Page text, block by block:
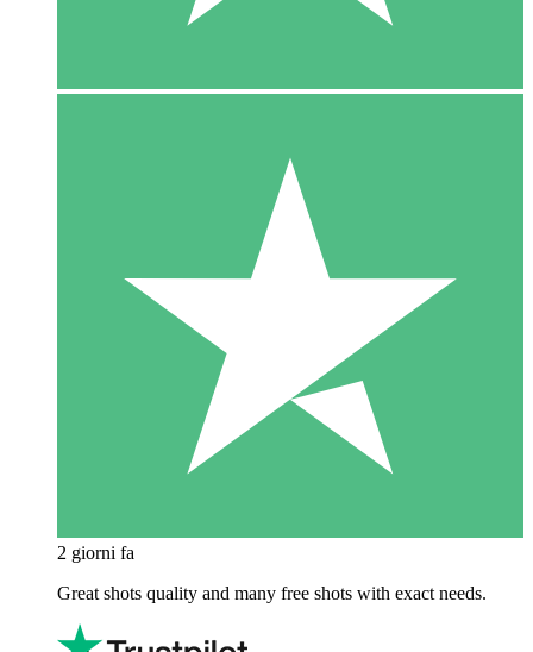
2 giorni fa
Great shots quality and many free shots with exact needs.